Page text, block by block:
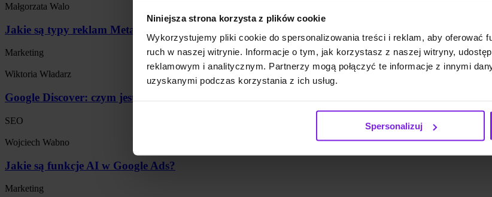
Niniejsza strona korzysta z plików cookie
Wykorzystujemy pliki cookie do spersonalizowania treści i reklam, aby oferować
ruch w naszej witrynie. Informacje o tym, jak korzystasz z naszej witryny,
reklamowym i analitycznym. Partnerzy mogą połączyć te informacje z innymi
uzyskanymi podczas korzystania z ich usług.
Spersonalizuj
Małgorzata Walo
Jakie są typy reklam Meta Ads? Formaty na 2026
Marketing
Wiktoria Władarz
Google Discover: czym jest i jak działa?
SEO
Wojciech Wabno
Jakie są funkcje AI w Google Ads?
Marketing